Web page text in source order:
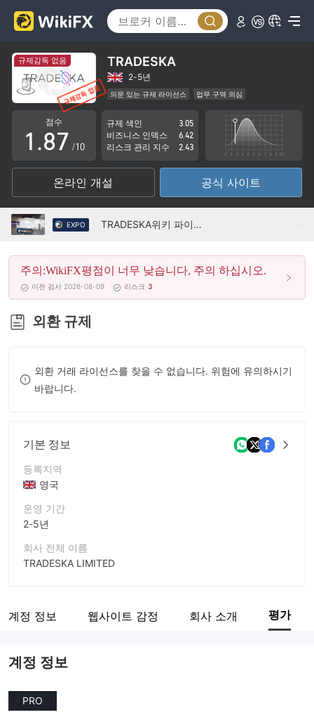
규제감독 없음 TRADESKA
2-5년
의문 있는 규제 라이선스
업무 구역 의심
잠재적 위험성이 높음
점수
0
1
2
3
4
5
6
7
8
9
.
4
5
6
7
8
9
3
4
5
6
7
8
9
/10
규제 색인
3.05
비즈니스 인덱스
6.42
리스크 관리 지수
2.43
온라인 개설 공식 사이트
EXPO TRADESKA위키 파이낸스 엑스포 홍콩 2022에서
주의:WikiFX평점이 너무 낮습니다, 주의 하십시오.
이전 검사 2026-08-09 리스크 3
외환 규제
외환 거래 라이선스를 찾을 수 없습니다. 위험에 유의하시기
바랍니다.
기본 정보
등록지역
영국
운영 기간
2-5년
회사 전체 이름
TRADESKA LIMITED
기업 직원
계정 정보 웹사이트 감정 회사 소개 평가
계정 정보
PRO